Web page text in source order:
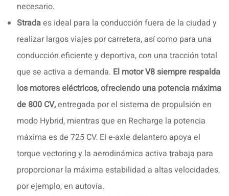
necesario.
Stradaes ideal para la conducción fuera de la ciudad y
realizar largos viajes por carretera, así como para una
conducción eficiente y deportiva, con una tracción total
que se activa a demanda. El motor V8 siempre respalda
los motores eléctricos, ofreciendo una potencia máxima
de 800 CV,entregada por el sistema de propulsión en
modo Hybrid, mientras que en Recharge la potencia
máxima es de 725 CV. El e-axle delantero apoya el
torque vectoring y la aerodinámica activa trabaja para
proporcionar la máxima estabilidad a altas velocidades,
por ejemplo, en autovía.